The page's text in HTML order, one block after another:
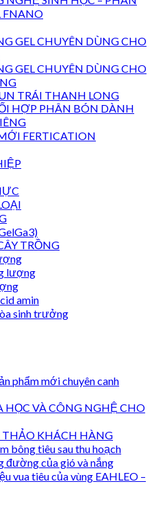
FNANO
GEL CHUYÊN DÙNG CHO
GEL CHUYÊN DÙNG CHO
TRÁI THANH LONG
HỢP PHÂN BÓN DÀNH
FERTICATION
TRỒNG
lượng
amin
sinh trưởng
phẩm mới chuyên canh
HỌC VÀ CÔNG NGHỆ CHO
THẢO KHÁCH HÀNG
bông tiêu sau thu hoạch
đường của gió và nắng
vua tiêu của vùng EAHLEO –